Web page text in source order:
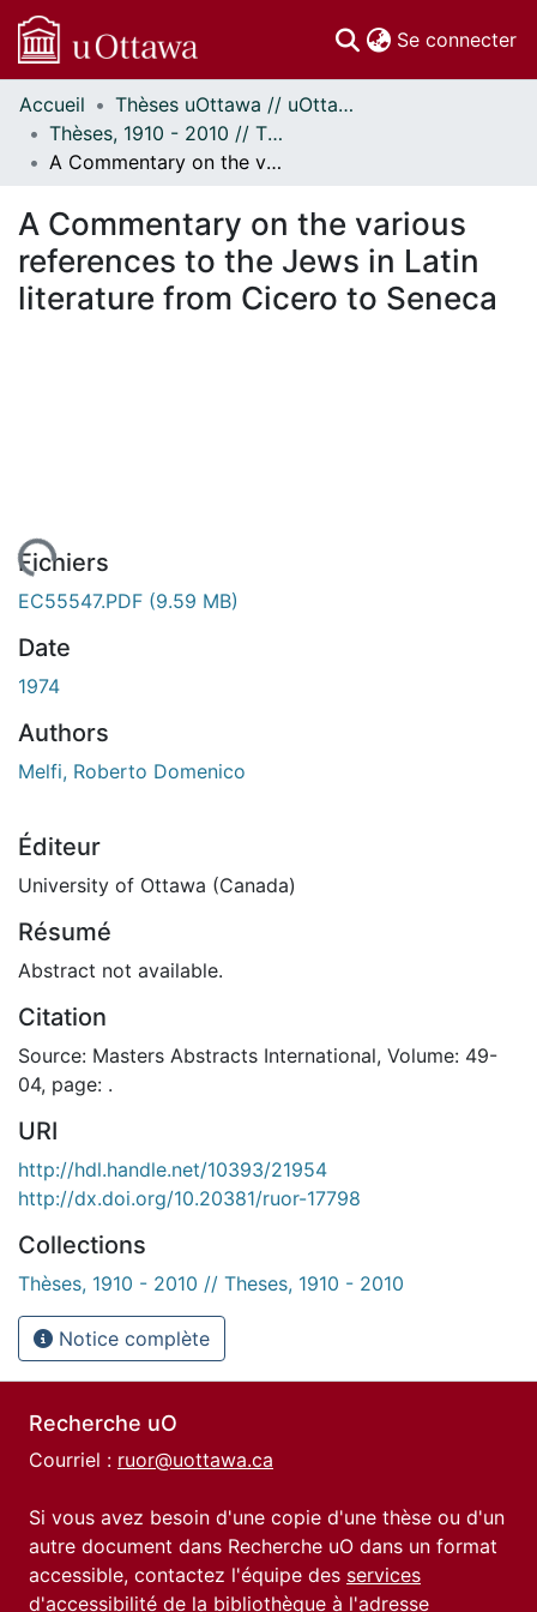
Se connecter
Communautés
et collections
Parcourir
À propos
Accueil
Thèses uOttawa // uOttawa Theses
Thèses, 1910 - 2010 // Theses, 1910 - 2010
A Commentary on the various references to the Jews in Latin literature from Cicero to Seneca
A Commentary on the various
references to the Jews in Latin
literature from Cicero to Seneca
Fichiers
EC55547.PDF (9.59 MB)
Date
1974
Authors
Melfi, Roberto Domenico
Éditeur
University of Ottawa (Canada)
Résumé
Abstract not available.
Citation
Source: Masters Abstracts International, Volume: 49-
04, page: .
URI
http://hdl.handle.net/10393/21954
http://dx.doi.org/10.20381/ruor-17798
Collections
Thèses, 1910 - 2010 // Theses, 1910 - 2010
Notice complète
Recherche uO
Courriel : ruor@uottawa.ca
Si vous avez besoin d'une copie d'une thèse ou d'un
autre document dans Recherche uO dans un format
accessible, contactez l'équipe des services
d'accessibilité de la bibliothèque à l'adresse